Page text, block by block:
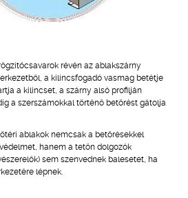
révén az ablakszárny
a kilincsfogadó vasmag betétje
a kilincset, a szárny alsó profilján
a szerszámokkal történő betörést gátolja
ablakok nemcsak a betörésekkel
hanem a tetőn dolgozók
sem szenvednek balesetet, ha
lépnek.